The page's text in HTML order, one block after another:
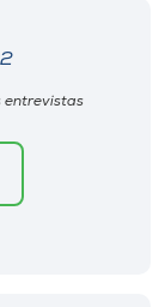
entrevistas